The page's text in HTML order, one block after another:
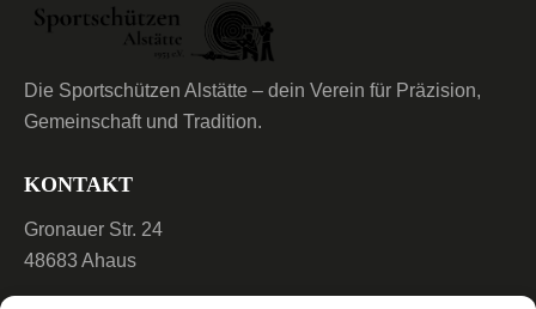
Die Sportschützen Alstätte – dein Verein für Präzision,
Gemeinschaft und Tradition.
KONTAKT
Gronauer Str. 24
48683 Ahaus